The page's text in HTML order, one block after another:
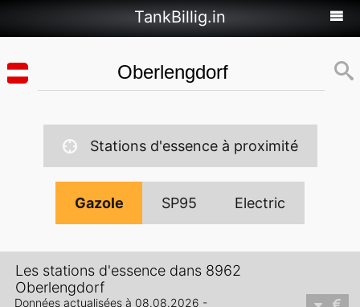
TankBillig.in
Stations d'essence à proximité
Gazole SP95 Electric
Les stations d'essence dans 8962
Oberlengdorf
Données actualisées à 08.08.2026 -